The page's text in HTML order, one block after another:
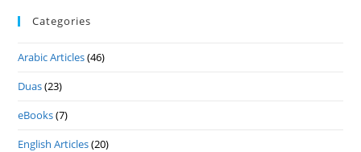
Categories
Arabic Articles(46)
Duas(23)
eBooks(7)
English Articles(20)